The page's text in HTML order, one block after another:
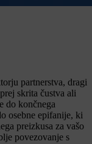
partnerstva, dragi
skrita čustva ali
do končnega
osebne epifanije, ki
preizkusa za vašo
povezovanje s